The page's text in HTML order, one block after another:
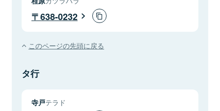
638-0232
このページの先頭に戻る
タ行
寺戸テラド